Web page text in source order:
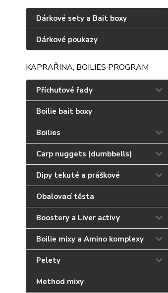
Dárkové sety a Bait boxy
Dárkové poukazy
KAPRAŘINA, BOILIES PROGRAM
Příchuťové řady
Boilie bait boxy
Boilies
Carp nuggets (dumbbells)
Dipy tekuté a práškové
Obalovací těsta
Boostery a Liver activy
Boilie mixy a Amino komplexy
Pelety
Method mixy